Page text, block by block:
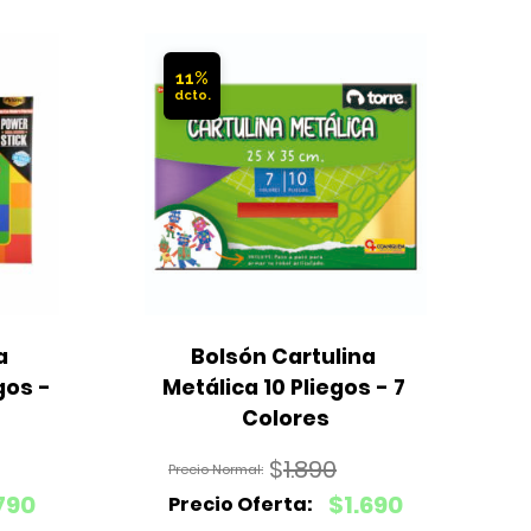
-
11%
Bolsón Cartulina
Metálica 10 Pliegos - 7
Colores
$1.890
El
$1.690